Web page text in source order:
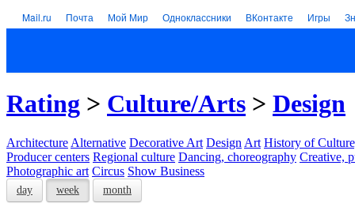
Mail.ru Почта Мой Мир Одноклассники ВКонтакте Игры
Rating > Culture/Arts > Design
Architecture Alternative Decorative Art Design Art History of
Producer centers Regional culture Dancing, choreography Creative,
Photographic art Circus Show Business
day week month